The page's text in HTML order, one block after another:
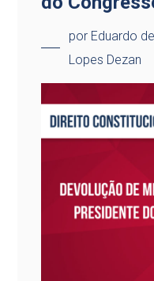
por Eduardo
Lopes Dezan